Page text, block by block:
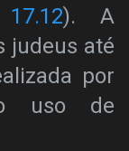
). A
judeus até
por
uso de